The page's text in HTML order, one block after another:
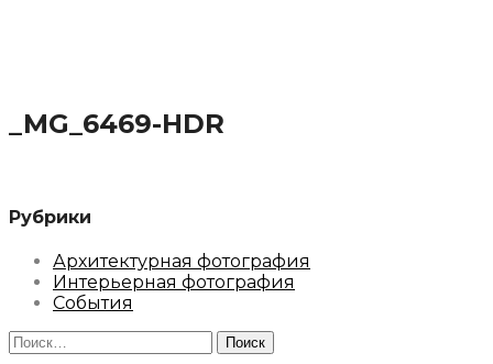
_MG_6469-HDR
Рубрики
Архитектурная фотография
Интерьерная фотография
События
Найти: